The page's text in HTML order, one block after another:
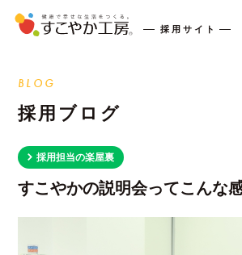
採用サイト
BLOG
採用ブログ
採用担当の楽屋裏
すこやかの説明会ってこんな